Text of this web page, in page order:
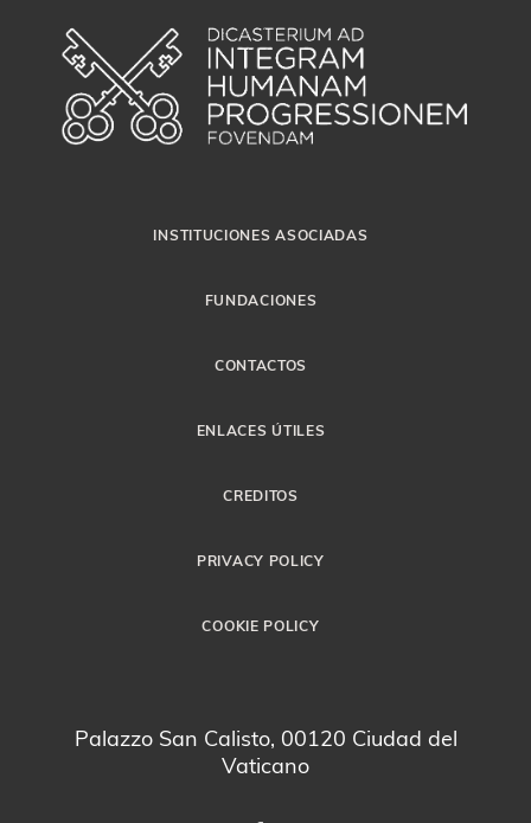
INSTITUCIONES ASOCIADAS
FUNDACIONES
CONTACTOS
ENLACES ÚTILES
CREDITOS
PRIVACY POLICY
COOKIE POLICY
Palazzo San Calisto, 00120 Ciudad del
Vaticano